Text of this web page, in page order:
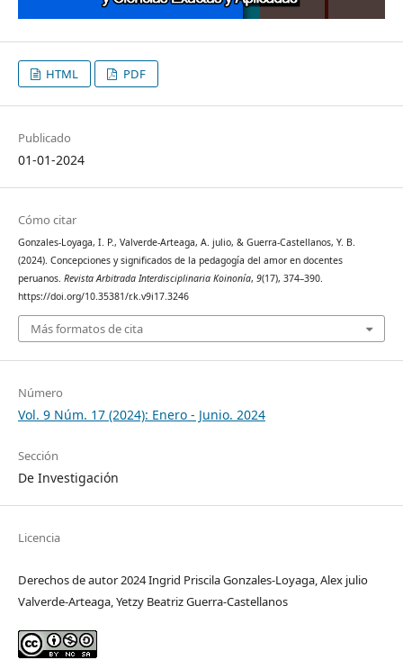
HTML PDF
Publicado
01-01-2024
Cómo citar
Gonzales-Loyaga, I. P., Valverde-Arteaga, A. julio, & Guerra-Castellanos, Y. B.
(2024). Concepciones y significados de la pedagogía del amor en docentes
peruanos. Revista Arbitrada Interdisciplinaria Koinonía, 9(17), 374–390.
https://doi.org/10.35381/r.k.v9i17.3246
Más formatos de cita
Número
Vol. 9 Núm. 17 (2024): Enero - Junio. 2024
Sección
De Investigación
Licencia
Derechos de autor 2024 Ingrid Priscila Gonzales-Loyaga, Alex julio
Valverde-Arteaga, Yetzy Beatriz Guerra-Castellanos